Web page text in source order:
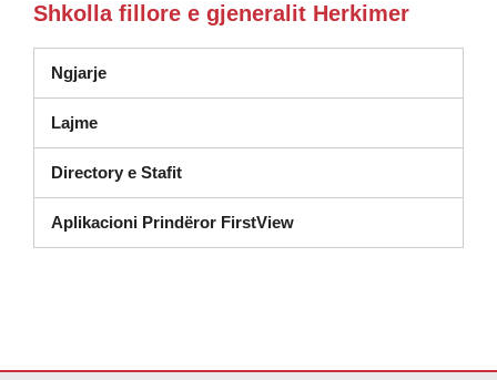
Shkolla fillore e gjeneralit Herkimer
Ngjarje
Lajme
Directory e Stafit
Aplikacioni Prindëror FirstView